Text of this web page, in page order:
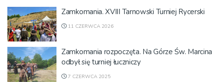
Zamkomania. XVIII Tarnowski Turniej Rycerski
11 CZERWCA 2026
Zamkomania rozpoczęta. Na Górze Św. Marcina
odbył się turniej łuczniczy
7 CZERWCA 2025